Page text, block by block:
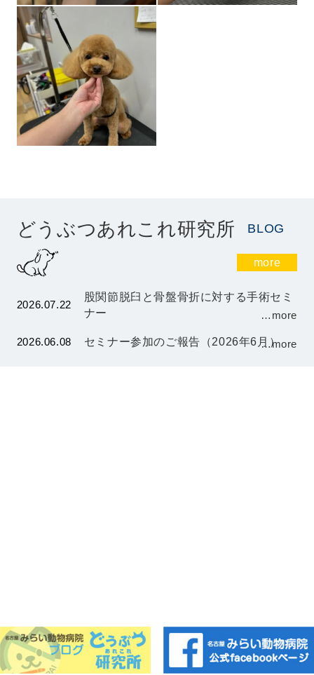
どうぶつあれこれ研究所 BLOG
more
2026.07.22
股関節脱臼と骨盤骨折に対する手術セミ
ナー
…more
2026.06.08 セミナー参加のご報告（2026年6月）
…more